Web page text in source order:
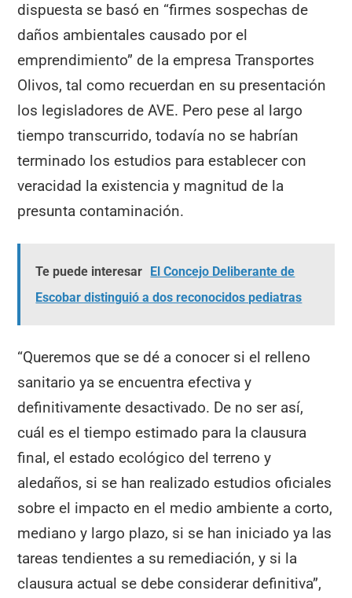
dispuesta se basó en “firmes sospechas de
daños ambientales causado por el
emprendimiento” de la empresa Transportes
Olivos, tal como recuerdan en su presentación
los legisladores de AVE. Pero pese al largo
tiempo transcurrido, todavía no se habrían
terminado los estudios para establecer con
veracidad la existencia y magnitud de la
presunta contaminación.
Te puede interesar El Concejo Deliberante de
Escobar distinguió a dos reconocidos pediatras
“Queremos que se dé a conocer si el relleno
sanitario ya se encuentra efectiva y
definitivamente desactivado. De no ser así,
cuál es el tiempo estimado para la clausura
final, el estado ecológico del terreno y
aledaños, si se han realizado estudios oficiales
sobre el impacto en el medio ambiente a corto,
mediano y largo plazo, si se han iniciado ya las
tareas tendientes a su remediación, y si la
clausura actual se debe considerar definitiva”,